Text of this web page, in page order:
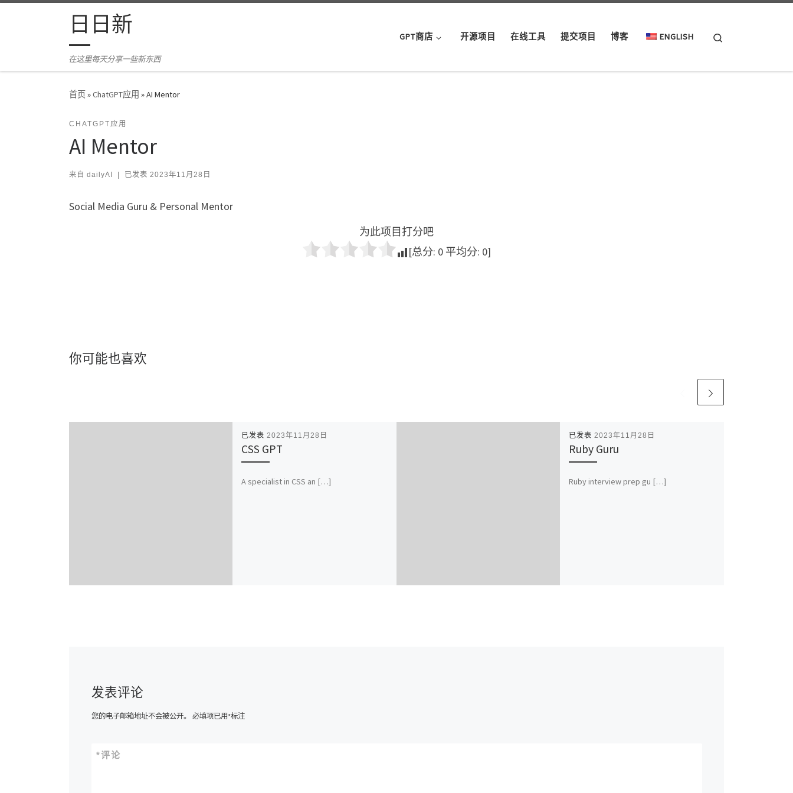
Skip to content日日新
在这里每天分享一些新东西
GPT商店 开源项目 在线工具 提交项目 博客 ENGLISH
首页»ChatGPT应用 »AI Mentor
CHATGPT应用
AI Mentor
来自 dailyAI 已发表 2023年11月28日
Social Media Guru & Personal Mentor
为此项目打分吧
[总分: 0 平均分: 0]
你可能也喜欢
已发表 2023年11月28日
CSS GPT
A specialist in CSS an […]
已发表 2023年11月28日
Ruby Guru
Ruby interview prep gu […]
发表评论
您的电子邮箱地址不会被公开。 必填项已用*标注
评论
*